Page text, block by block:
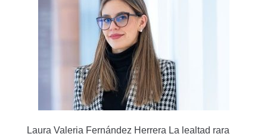
Laura Valeria Fernández Herrera La lealtad rara